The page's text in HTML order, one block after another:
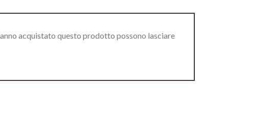
acquistato questo prodotto possono lasciare